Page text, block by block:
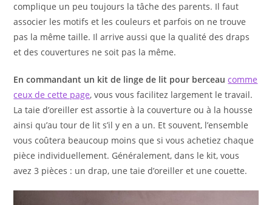
complique un peu toujours la tâche des parents. Il faut
associer les motifs et les couleurs et parfois on ne trouve
pas la même taille. Il arrive aussi que la qualité des draps
et des couvertures ne soit pas la même.
En commandant un kit de linge de lit pour berceau comme
ceux de cette page, vous vous facilitez largement le travail.
La taie d’oreiller est assortie à la couverture ou à la housse
ainsi qu’au tour de lit s’il y en a un. Et souvent, l’ensemble
vous coûtera beaucoup moins que si vous achetiez chaque
pièce individuellement. Généralement, dans le kit, vous
avez 3 pièces : un drap, une taie d’oreiller et une couette.